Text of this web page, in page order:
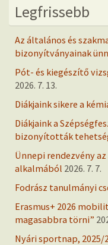
Legfrissebb
Az általános és
bizonyítványainak
Pót- és kiegészítő
2026. 7. 13.
Diákjaink sikere a
Diákjaink a
bizonyították
Ünnepi rendezvény
alkalmából 2026. 7. 7.
Fodrász tanulmányi
Erasmus+ 2026
magasabbra törni”
Nyári sportnap, 2025/